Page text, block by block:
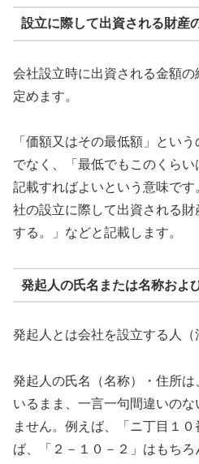
設立に際して出資される財産
会社設立時に出資される金額
定めます。
「価額又はその最低額」とい
でなく、「最低でもこのくら
記載すればよいという意味で
社の設立に際して出資される
する。」などと記載します。
発起人の氏名または名称およ
発起人とは会社を設立する人（
発起人の氏名（名称）・住所
いるまま、一言一句間違いの
ません。例えば、「ニ丁目１
ば、「２－１０－２」はもち